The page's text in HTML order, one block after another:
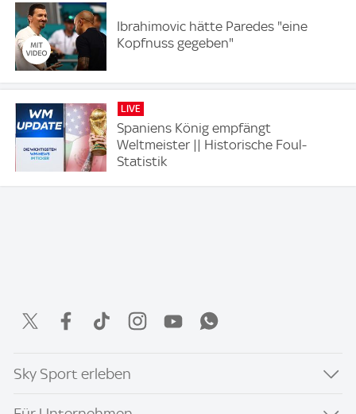
Ibrahimovic hätte Paredes "eine
Kopfnuss gegeben"
LIVE
Spaniens König empfängt
Weltmeister || Historische Foul-
Statistik
Sky Sport erleben